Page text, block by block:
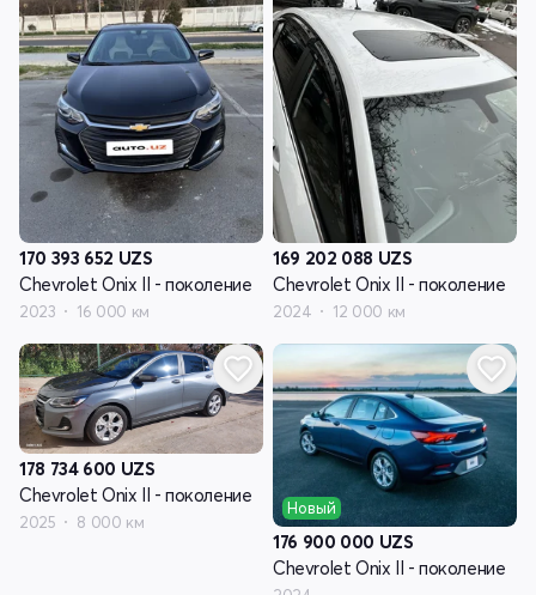
170 393 652 UZS
Chevrolet Onix II - поколение
2023 16 000 км
169 202 088 UZS
Chevrolet Onix II - поколение
2024 12 000 км
178 734 600 UZS
Chevrolet Onix II - поколение
2025 8 000 км
Новый
176 900 000 UZS
Chevrolet Onix II - поколение